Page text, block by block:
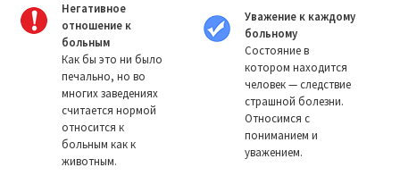
Негативное
отношение к
больным
Как бы это ни было
печально, но во
многих заведениях
считается нормой
относится к
больным как к
животным.
Уважение к каждому
больному
Состояние в
котором находится
человек — следствие
страшной болезни.
Относимся с
пониманием и
уважением.